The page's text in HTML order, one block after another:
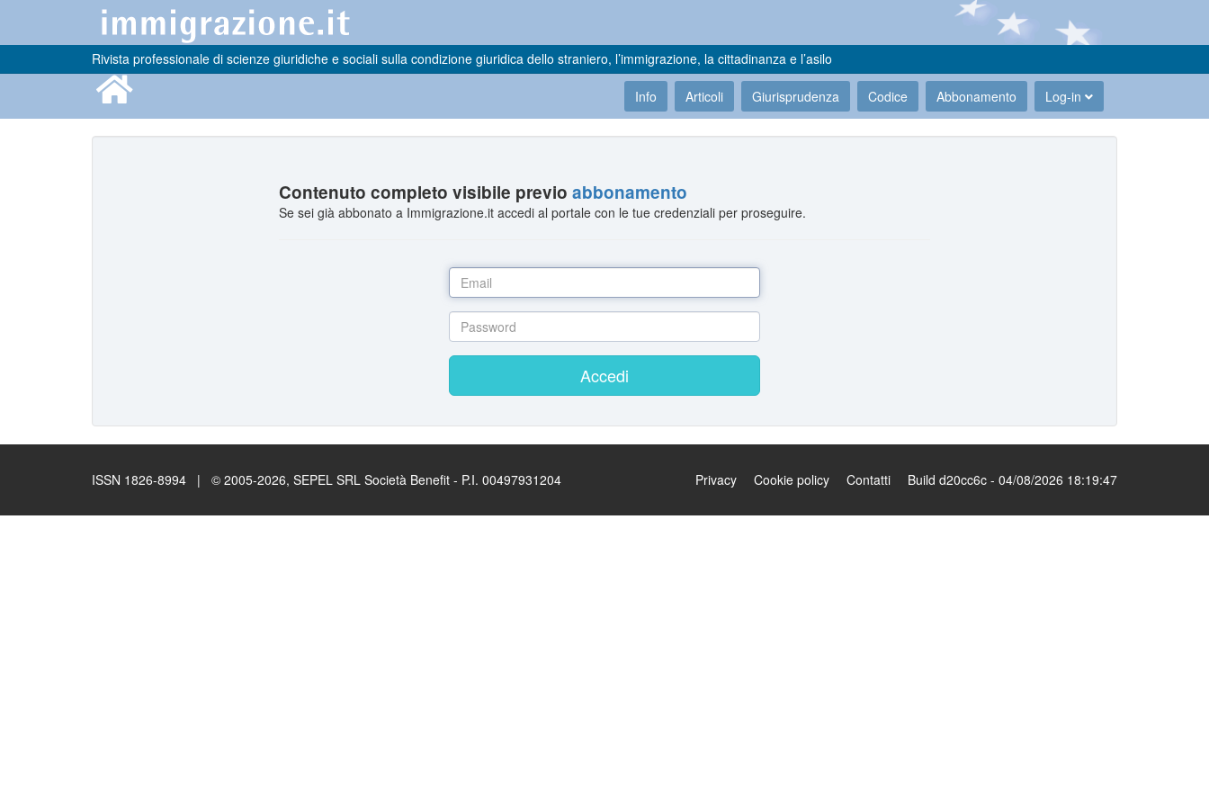
Rivista professionale di scienze giuridiche e sociali sulla condizione giuridica dello straniero, l’immigrazione, la cittadinanza e l’asilo
Info Articoli Giurisprudenza Codice Abbonamento Log-in
Contenuto completo visibile previoabbonamento
Se sei già abbonato a Immigrazione.it accedi al portale con le tue credenziali per proseguire.
Accedi
ISSN 1826-8994 | © 2005-2026, SEPEL SRL Società Benefit - P.I. 00497931204 Privacy Cookie policy Contatti Build d20cc6c - 04/08/2026 18:19:47